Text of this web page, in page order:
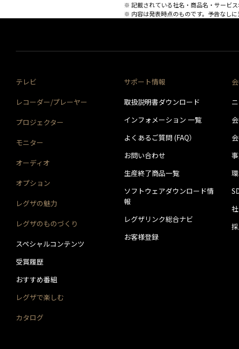
※ 記載されている社名・商品名・サービ
※ 内容は発表時点のものです。予告なしに
テレビ
レコーダー/プレーヤー
プロジェクター
モニター
オーディオ
オプション
レグザの魅力
レグザのものづくり
スペシャルコンテンツ
受賞履歴
おすすめ番組
レグザで楽しむ
カタログ
サポート情報
取扱説明書ダウンロード
インフォメーション 一覧
よくあるご質問 (FAQ）
お問い合わせ
生産終了商品一覧
ソフトウェアダウンロード情
報
レグザリンク総合ナビ
お客様登録